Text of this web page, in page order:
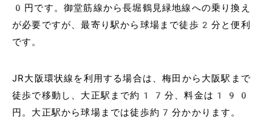
0円です。御堂筋線から長堀鶴見緑地線への乗り換え
が必要ですが、最寄り駅から球場まで徒歩2分と便利
です。
JR大阪環状線を利用する場合は、梅田から大阪駅まで
徒歩で移動し、大正駅まで約17分、料金は190
円。大正駅から球場までは徒歩約7分かかります。